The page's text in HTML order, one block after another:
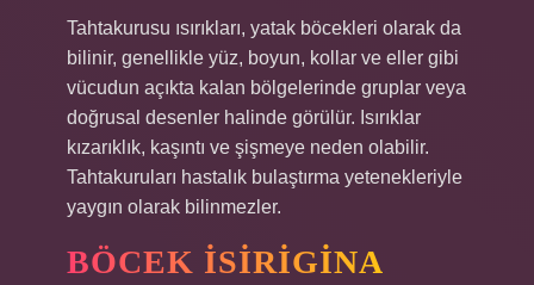
Tahtakurusu ısırıkları, yatak böcekleri olarak da
bilinir, genellikle yüz, boyun, kollar ve eller gibi
vücudun açıkta kalan bölgelerinde gruplar veya
doğrusal desenler halinde görülür. Isırıklar
kızarıklık, kaşıntı ve şişmeye neden olabilir.
Tahtakuruları hastalık bulaştırma yetenekleriyle
yaygın olarak bilinmezler.
BÖCEK ISIRIGINA